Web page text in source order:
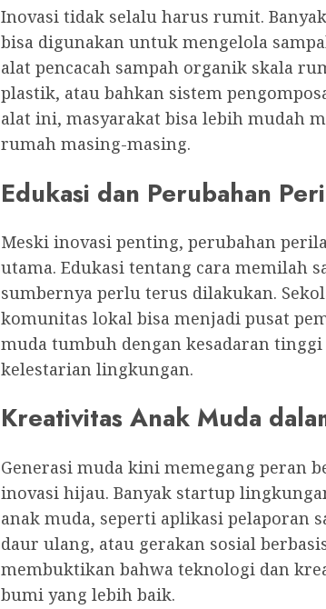
Inovasi tidak selalu harus rumit.
bisa digunakan untuk mengelola
alat pencacah sampah organik skala
plastik, atau bahkan sistem
alat ini, masyarakat bisa lebih mudah
rumah masing-masing.
Edukasi dan Perubahan
Meski inovasi penting, perubahan
utama. Edukasi tentang cara memilah
sumbernya perlu terus dilakukan.
komunitas lokal bisa menjadi pusat
muda tumbuh dengan kesadaran
kelestarian lingkungan.
Kreativitas Anak Muda
Generasi muda kini memegang peran
inovasi hijau. Banyak startup
anak muda, seperti aplikasi pelaporan
daur ulang, atau gerakan sosial
membuktikan bahwa teknologi dan
bumi yang lebih baik.